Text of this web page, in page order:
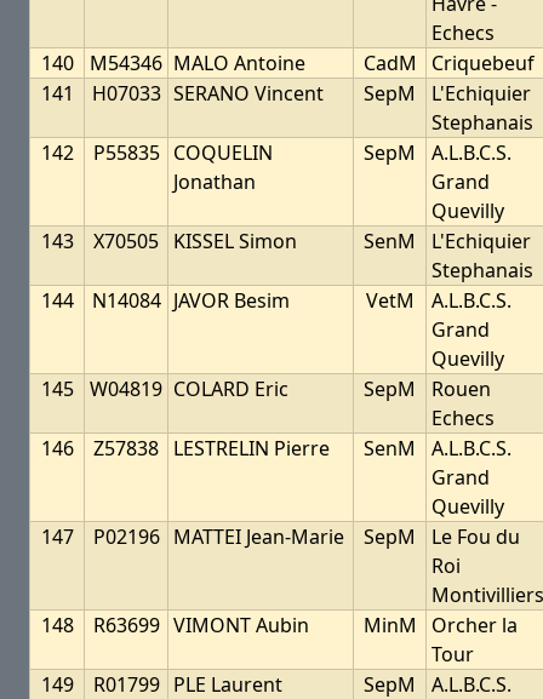
Echecs
140
M54346 MALO Antoine CadM
Criquebeuf
141
H07033 SERANO Vincent SepM
L'Echiquier
Stephanais
142
P55835 COQUELIN
Jonathan
SepM
A.L.B.C.S.
Grand
Quevilly
143
X70505 KISSEL Simon SenM
L'Echiquier
Stephanais
144
N14084 JAVOR Besim VetM
A.L.B.C.S.
Grand
Quevilly
145 W04819 COLARD Eric SepM
Rouen
Echecs
146
Z57838 LESTRELIN Pierre SenM
A.L.B.C.S.
Grand
Quevilly
147
P02196 MATTEI Jean-Marie SepM
Le Fou du
Roi
Montivilliers
148
R63699 VIMONT Aubin MinM
Orcher la
Tour
149
R01799 PLE Laurent SepM
A.L.B.C.S.